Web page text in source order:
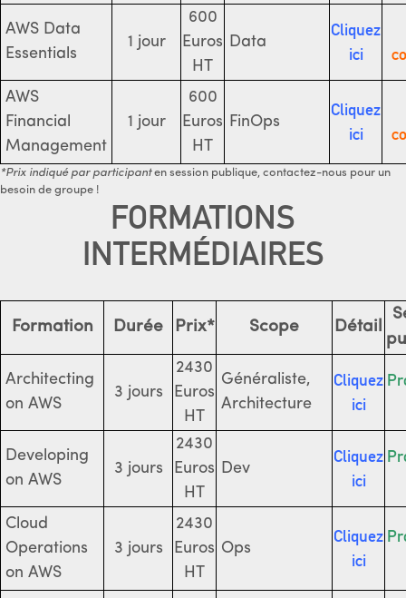
AWS Data
Essentials
1 jour
600
Euros
HT
Data
Cliquez
ici
AWS
Financial
Management
1 jour
600
Euros
HT
FinOps
Cliquez
ici
*Prix indiqué par participanten session publique, contactez-nous pour un
besoin de groupe !
FORMATIONS
INTERMÉDIAIRES
Formation Durée Prix* Scope Détail
Architecting
on AWS
3 jours
2430
Euros
HT
Généraliste,
Architecture
Cliquez
ici
Developing
on AWS
3 jours
2430
Euros
HT
Dev
Cliquez
ici
Cloud
Operations
on AWS
3 jours
2430
Euros
HT
Ops
Cliquez
ici